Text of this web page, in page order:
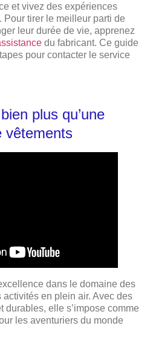
et vivez des expériences
tirer le meilleur parti de
leur durée de vie, apprenez
du fabricant. Ce guide
pour contacter le service
plus qu’une
vêtements
dans le domaine des
en plein air. Avec des
durables, elle s’impose comme
les aventuriers du monde